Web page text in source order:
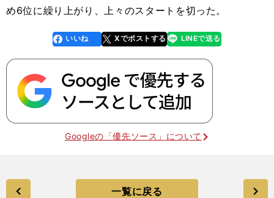
め6位に繰り上がり、上々のスタートを切った。
faceboo
k
いいね Xでポストする
line LINEで送る
Googleの「優先ソース」について
一覧に戻る